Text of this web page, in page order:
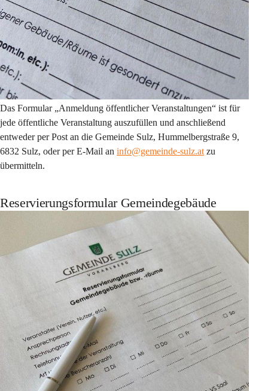
Das Formular „Anmeldung öffentlicher Veranstaltungen“ ist für
jede öffentliche Veranstaltung auszufüllen und anschließend
entweder per Post an die Gemeinde Sulz, Hummelbergstraße 9,
6832 Sulz, oder per E-Mail an info@gemeinde-sulz.at zu
übermitteln.
Reservierungsformular Gemeindegebäude